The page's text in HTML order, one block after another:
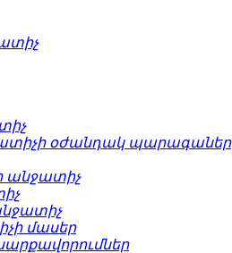
օժանդակ պարագաներ
անջատիչ
մասեր